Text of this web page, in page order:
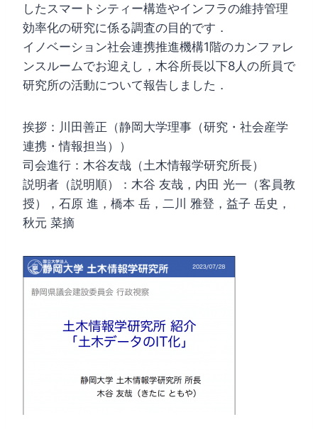
したスマートシティー構造やインフラの維持管理
効率化の研究に係る調査の目的です．
イノベーション社会連携推進機構1階のカンファレ
ンスルームでお迎えし，木谷所長以下8人の所員で
研究所の活動について報告しました．
挨拶：川田善正（静岡大学理事（研究・社会産学
連携・情報担当））
司会進行：木谷友哉（土木情報学研究所長）
説明者（説明順）：木谷 友哉，内田 光一（客員教
授），石原 進，橋本 岳，二川 雅登，益子 岳史，
秋元 菜摘